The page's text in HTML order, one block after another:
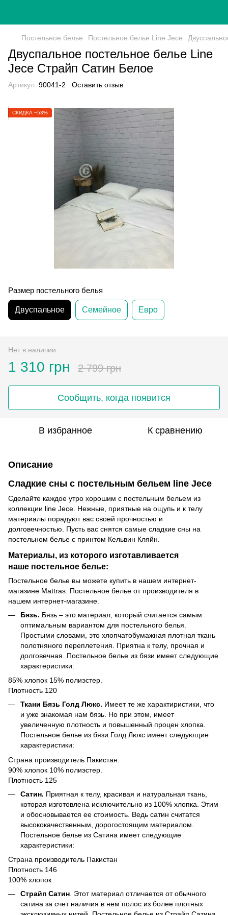
Постельное белье Постельное белье Line Jece
Двуспальное постельное белье Line
Jece Страйп Сатин Белое
Артикул: 90041-2 Оставить отзыв
СКИДКА −53%
Размер постельного белья
Двуспальное Семейное Евро
Нет в наличии
1 310 грн 2 799 грн
Сообщить, когда появится
В избранное К сравнению
Описание
Сладкие сны с постельным бельем line Jece
Сделайте каждое утро хорошим с постельным бельем из
коллекции line Jece. Нежные, приятные на ощупь и к телу
материалы порадуют вас своей прочностью и
долговечностью. Пусть вас снятся самые сладкие сны на
постельном белье с принтом Кельвин Кляйн.
Материалы, из которого изготавливается
наше постельное белье:
Постельное белье вы можете купить в нашем интернет-
магазине Mattras. Постельное белье от производителя в
нашем интернет-магазине.
Бязь. Бязь – это материал, который считается самым
оптимальным вариантом для постельного белья.
Простыми словами, это хлопчатобумажная плотная ткань
полотняного переплетения. Приятна к телу, прочная и
долговечная. Постельное белье из бязи имеет следующие
характеристики:
85% хлопок 15% полиэстер.
Плотность 120
Ткани Бязь Голд Люкс. Имеет те же характиристики, что
и уже знакомая нам бязь. Но при этом, имеет
увеличенную плотность и повышенный процен хлопка.
Постельное белье из бязи Голд Люкс имеет следующие
характеристики:
Страна производитель Пакистан.
90% хлопок 10% полиэстер.
Плотность 125
Сатин. Приятная к телу, красивая и натуральная ткань,
которая изготовлена исключительно из 100% хлопка. Этим
и обосновывается ее стоимость. Ведь сатин считатся
высококачественным, дорогостоящим материалом.
Постельное белье из Сатина имеет следующие
характеристики:
Страна производитель Пакистан
Плотность 146
100% хлопок
Страйп Сатин . Этот материал отличается от обычного
сатина за счет наличия в нем полос из более плотных